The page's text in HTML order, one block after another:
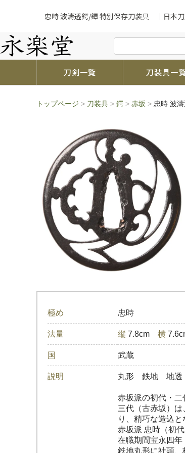
忠時 波濤透鍔/鐔 特別保存刀装具 ｜日本
刀剣一覧 刀装具一
トップページ > 刀装具 > 鍔 > 赤坂 > 忠時 波
極め 忠時
法量 縦7.8cm 横
国 武蔵
説明 丸形 鉄地 地
赤坂派の初代・二
三代（古赤坂）
り、精巧な造込
赤坂派 忠時（初
在職期間宝永四年
鉄地丸形に社頭、